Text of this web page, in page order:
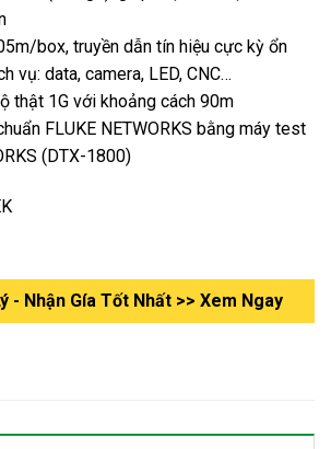
box, truyền dẫn tín hiệu cực kỳ ổn
vụ: data, camera, LED, CNC…
thật 1G với khoảng cách 90m
FLUKE NETWORKS bằng máy test
(DTX-1800)
- Nhận Gía Tốt Nhất >> Xem Ngay